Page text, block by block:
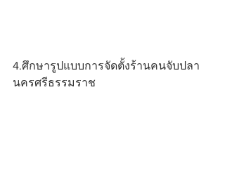
4.ศึกษารูปแบบการจัดตั้งร้านคนจับปลา
นครศรีธรรมราช